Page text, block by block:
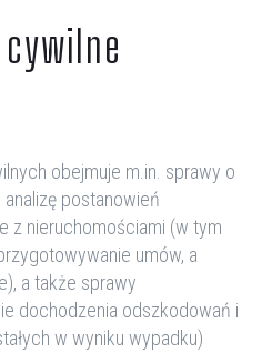
obejmuje m.in. sprawy o
analizę postanowień
z nieruchomościami (w tym
umów, a
a także sprawy
dochodzenia odszkodowań i
w wyniku wypadku)